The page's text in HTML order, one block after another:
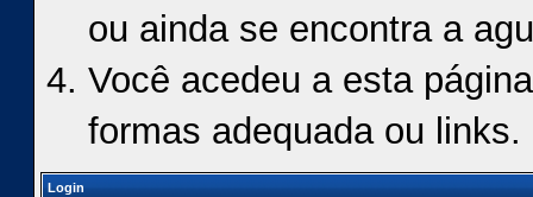
ou ainda se encontra a
Você acedeu a esta
formas adequada ou links.
Login